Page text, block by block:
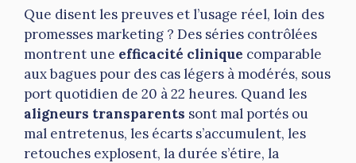
Que disent les preuves et l’usage réel, loin des
promesses marketing ? Des séries contrôlées
montrent une efficacité clinique comparable
aux bagues pour des cas légers à modérés, sous
port quotidien de 20 à 22 heures. Quand les
aligneurs transparents sont mal portés ou
mal entretenus, les écarts s’accumulent, les
retouches explosent, la durée s’étire, la